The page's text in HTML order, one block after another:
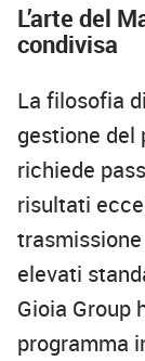
L’arte del
condivisa
La filosofia
gestione del
richiede
risultati
elevati
Gioia Group
programma